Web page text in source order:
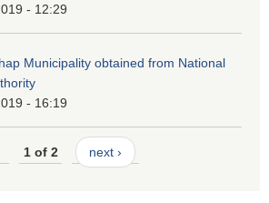
- 12:29
Municipality obtained from National
- 16:19
1 of 2 next ›